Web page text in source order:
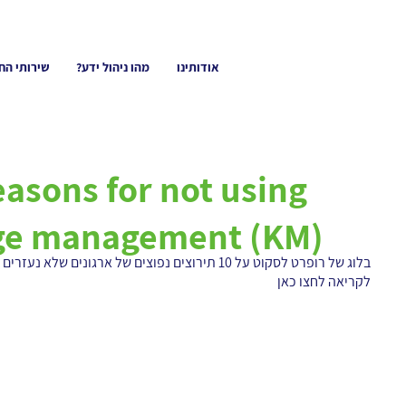
אודותינו מהו ניהול ידע? שירותי
management (KM)
בלוג של רופרט לסקוט על 10 תירוצים נפוצים של ארגונים שלא נעזרים בניהול ידע
לקריאה לחצו כאן